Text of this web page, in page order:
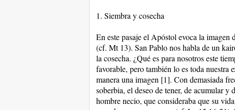
1. Siembra y cosecha
En este pasaje el Apóstol evoca la imagen
(cf. Mt 13). San Pablo nos habla de un
la cosecha. ¿Qué es para nosotros este
favorable, pero también lo es toda nuestra
manera una imagen [1]. Con demasiada
soberbia, el deseo de tener, de acumular
hombre necio, que consideraba que su